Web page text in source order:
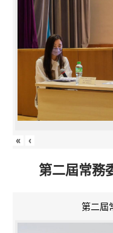
« ‹
第二屆常
第二屆